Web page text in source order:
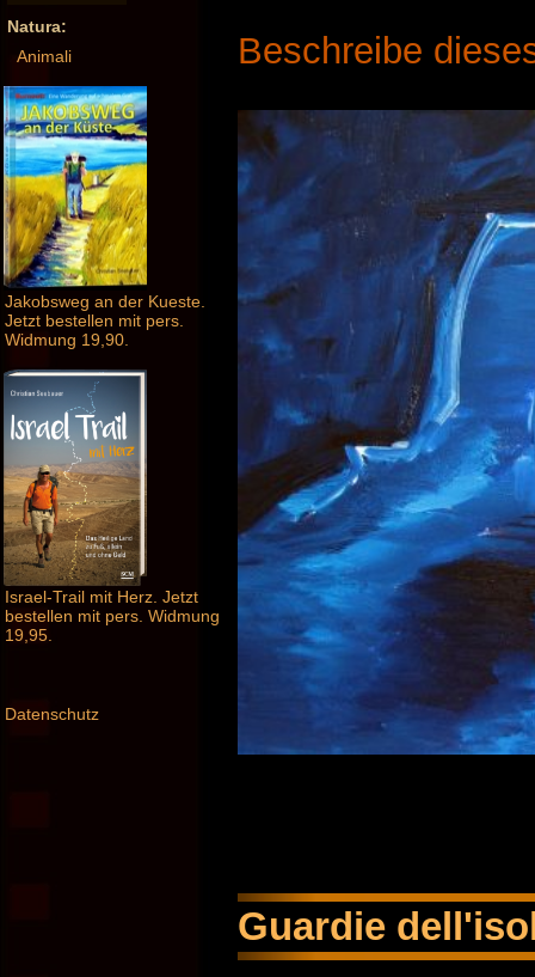
Natura:
Animali
Jakobsweg an der Kueste.
Jetzt bestellen mit pers.
Widmung 19,90.
Israel-Trail mit Herz. Jetzt
bestellen mit pers. Widmung
19,95.
Datenschutz
Beschreibe
Guardie